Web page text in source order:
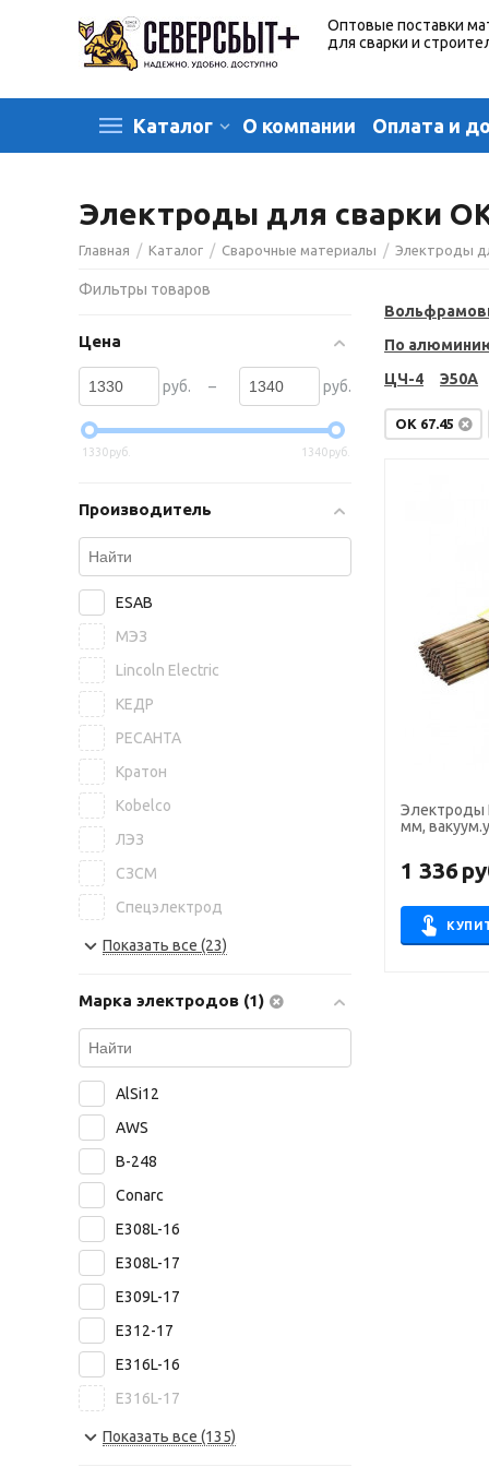
Оптовые поставки
для сварки и
Каталог О компании Оплата и
Электроды для сварки
Главная / Каталог / Сварочные материалы / Электроды
По
ЦЧ-4
Э50А
OK 67.45
Электроды
мм,
1 336
Фильтры товаров
Цена
руб. – руб.
1330руб. 1340руб.
Производитель
ESAB
МЭЗ
Lincoln Electric
КЕДР
РЕСАНТА
Кратон
Kobelco
ЛЭЗ
СЗСМ
Спецэлектрод
NITTETSU
ASKAYNAK
ABICOR BINZEL
Показать все (23)
Марка электродов (1)
AlSi12
AWS
B-248
Conarc
E308L-16
E308L-17
E309L-17
E312-17
E316L-16
E316L-17
E8015-B6
Показать все (135)